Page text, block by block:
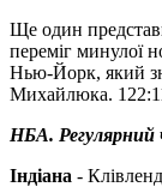
Ще один
переміг минулої
Нью-Йорк, який
Михайлюка.
НБА. Регулярний
Індіана -